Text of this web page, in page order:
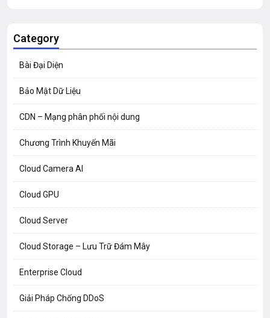
Category
Bài Đại Diện
Bảo Mật Dữ Liệu
CDN – Mạng phân phối nội dung
Chương Trình Khuyến Mãi
Cloud Camera AI
Cloud GPU
Cloud Server
Cloud Storage – Lưu Trữ Đám Mây
Enterprise Cloud
Giải Pháp Chống DDoS